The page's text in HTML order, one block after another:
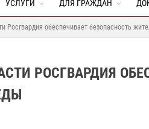
УСЛУГИ ДЛЯ ГРАЖДАН
Росгвардия обеспечивает безопасность
РОСГВАРДИЯ